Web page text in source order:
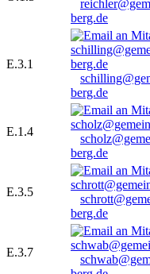
berg.de
E.3.1
berg.de
E.1.4
berg.de
E.3.5
berg.de
E.3.7